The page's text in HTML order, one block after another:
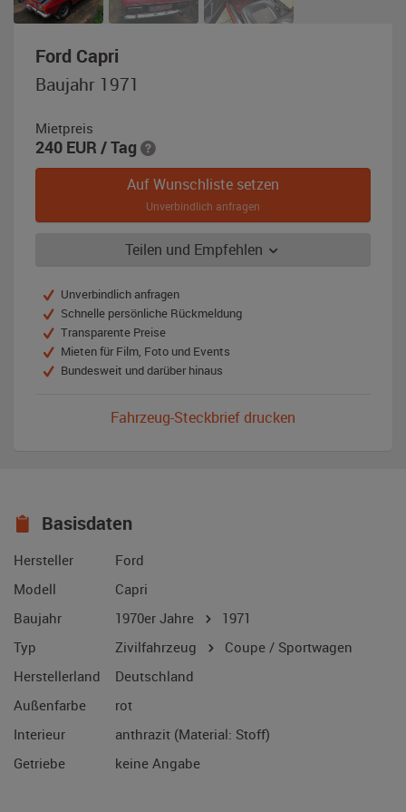
Ford Capri
Baujahr
1971,
Baujahr 1971
Mietpreis
240 EUR / Tag
Auf Wunschliste setzen
Unverbindlich anfragen
Teilen und Empfehlen
Unverbindlich anfragen
Schnelle persönliche Rückmeldung
Transparente Preise
Mieten für Film, Foto und Events
Bundesweit und darüber hinaus
Fahrzeug-Steckbrief drucken
Basisdaten
Hersteller
Ford
Modell
Capri
Baujahr
1970er Jahre
1971
Typ
Zivilfahrzeug
Coupe / Sportwagen
Herstellerland
Deutschland
Außenfarbe
rot
Interieur
anthrazit (Material: Stoff)
Getriebe
keine Angabe